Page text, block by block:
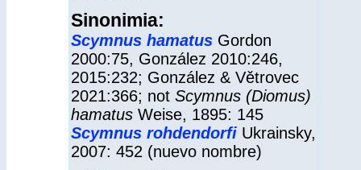
Sinonimia:
Scymnus hamatus Gordon
2000:75, González 2010:246,
2015:232; González & Větrovec
2021:366; not Scymnus (Diomus)
hamatusWeise, 1895: 145
Scymnusrohdendorfi Ukrainsky,
2007: 452 (nuevo nombre)